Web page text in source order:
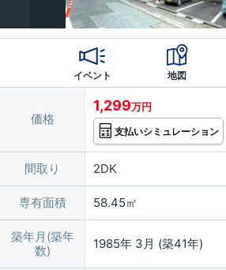
イベント 地図
価格
1,299万円
支払いシミュレーション
間取り 2DK
専有面積 58.45㎡
築年月(築年
数)
1985年 3月 (築41年)